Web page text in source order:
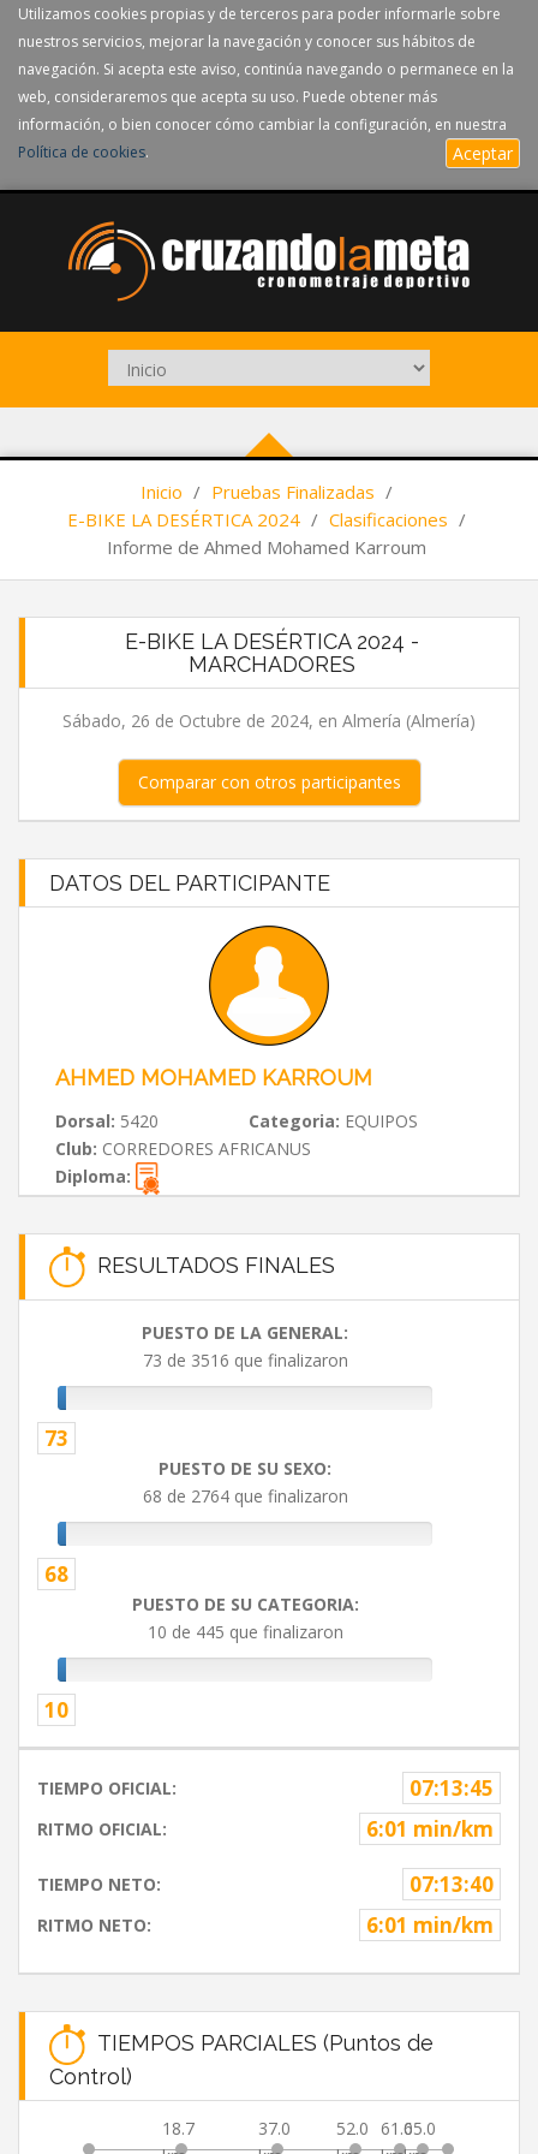
Utilizamos cookies propias y de terceros para poder informarle sobre
nuestros servicios, mejorar la navegación y conocer sus hábitos de
navegación. Si acepta este aviso, continúa navegando o permanece en la
web, consideraremos que acepta su uso. Puede obtener más
información, o bien conocer cómo cambiar la configuración, en nuestra
Política de cookies. Aceptar
Inicio / Pruebas Finalizadas /
E-BIKE LA DESÉRTICA 2024 / Clasificaciones /
Informe de Ahmed Mohamed Karroum
E-BIKE LA DESÉRTICA 2024 -
MARCHADORES
Sábado, 26 de Octubre de 2024, en Almería (Almería)
Comparar con otros participantes
DATOS DEL PARTICIPANTE
AHMED MOHAMED KARROUM
Dorsal: 5420 Categoria: EQUIPOS
Club: CORREDORES AFRICANUS
Diploma:
RESULTADOS FINALES
PUESTO DE LA GENERAL:
73 de 3516 que finalizaron
73
PUESTO DE SU SEXO:
68 de 2764 que finalizaron
68
PUESTO DE SU CATEGORIA:
10 de 445 que finalizaron
10
TIEMPO OFICIAL: 07:13:45
RITMO OFICIAL: 6:01 min/km
TIEMPO NETO: 07:13:40
RITMO NETO: 6:01 min/km
TIEMPOS PARCIALES (Puntos de
Control)
18.7
37.0
52.0
61.065.0